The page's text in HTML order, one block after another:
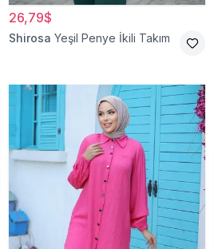
26,79$
Shirosa Yeşil Penye İkili Takım